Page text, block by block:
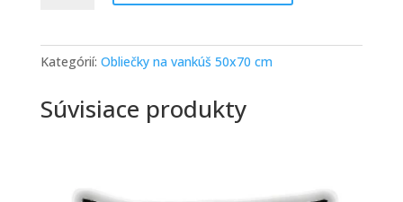
krémová
cm
Kategórií: Obliečky na vankúš 50x70 cm
Súvisiace produkty